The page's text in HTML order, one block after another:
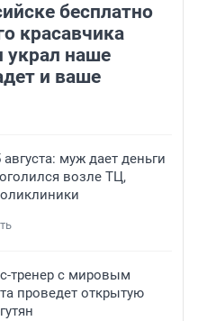
бесплатно
красавчика
украл наше
и ваше
муж дает деньги
возле ТЦ,
тренер с мировым
проведет открытую